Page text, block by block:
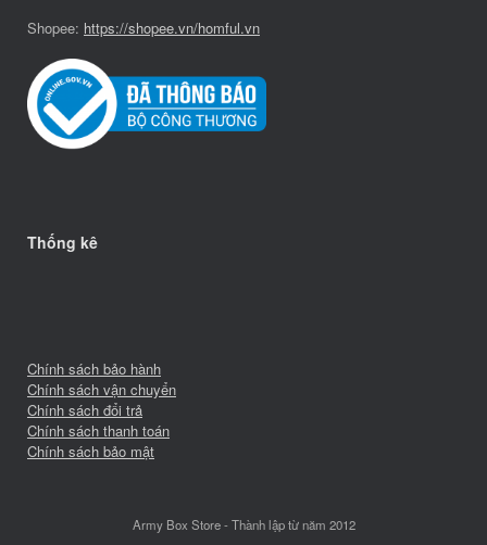
Shopee: https://shopee.vn/homful.vn
Thống kê
Chính sách bảo hành
Chính sách vận chuyển
Chính sách đổi trả
Chính sách thanh toán
Chính sách bảo mật
Army Box Store - Thành lập từ năm 2012